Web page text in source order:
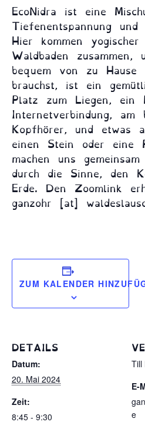
EcoNidra ist eine
Tiefenentspannung und
Hier kommen
Waldbaden zusammen,
bequem von zu
brauchst, ist ein
Platz zum Liegen, ein
Internetverbindung,
Kopfhörer, und etwas
einen Stein oder eine
machen uns
durch die Sinne, den
Erde. Den Zoomlink
ganzohr [at]
ZUM KALENDER
DETAILS
Datum:
20. Mai 2024
Zeit:
8:45 - 9:30
Till
E-
e